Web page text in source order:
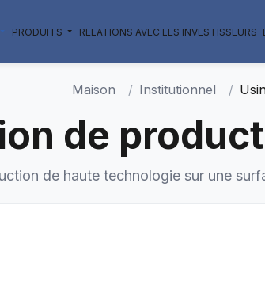
PRODUITS RELATIONS AVEC LES INVESTISSEURS
Maison Institutionnel
de
de haute technologie sur une